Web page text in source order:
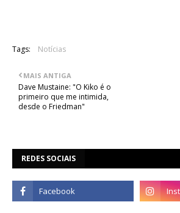
Tags: Notícias
MAIS ANTIGA
Dave Mustaine: "O Kiko é o
primeiro que me intimida,
desde o Friedman"
REDES SOCIAIS